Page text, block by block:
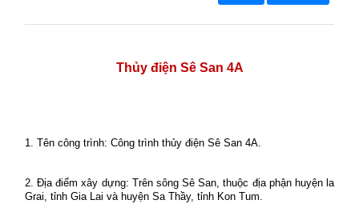
Thủy điện Sê San 4A
1. Tên công trình: Công trình thủy điện Sê San 4A.
2. Địa điểm xây dựng: Trên sông Sê San, thuộc địa phận huyện la
Grai, tỉnh Gia Lai và huyện Sa Thầy, tỉnh Kon Tum.